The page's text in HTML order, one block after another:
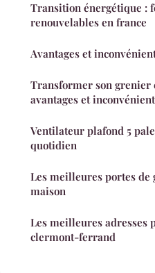
Transition énergétique :
renouvelables en france
Avantages et
Transformer son grenier
avantages et
Ventilateur plafond 5
quotidien
Les meilleures portes de
maison
Les meilleures adresses
clermont-ferrand